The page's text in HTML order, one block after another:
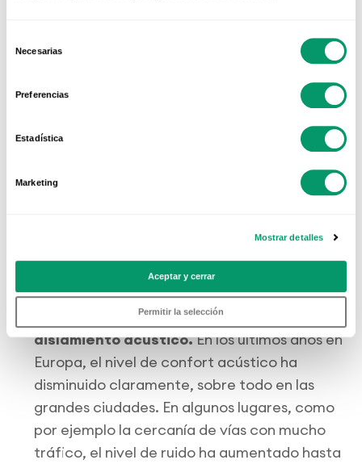
de
Necesarias
Preferencias
Estadística
Marketing
Mostrar detalles
Aceptar y cerrar
Permitir la selección
Otro punto revelador para entender la
balance energético
, gracias a la muy baja
mínima permeabilidad de las juntas. A ello se
permite la colocación de vidrios aislantes de
capacidad de aislamiento térmico y, por
de energía en calefacción y refrigeración.
El tercer criterio a considerar es el del
aislamiento acústico.En los últimos años en
Europa, el nivel de confort acústico ha
disminuido claramente, sobre todo en las
grandes ciudades. En algunos lugares, como
por ejemplo la cercanía de vías con mucho
tráfico, el nivel de ruido ha aumentado hasta